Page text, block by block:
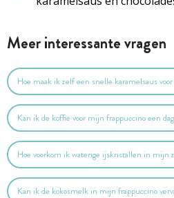
Meer interessante vragen
Hoe maak ik zelf een snelle karamelsaus
Kan ik de koffie voor mijn frappuccino een
Hoe voorkom ik waterige ijskristallen in mijn
Kan ik de kokosmelk in mijn frappuccino